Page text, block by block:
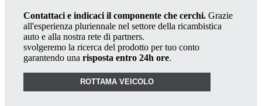
Contattaci e indicaci il componente che cerchi. Grazie
all'esperienza pluriennale nel settore della ricambistica
auto e alla nostra rete di partners.
svolgeremo la ricerca del prodotto per tuo conto
garantendo una risposta entro 24h ore.
ROTTAMA VEICOLO